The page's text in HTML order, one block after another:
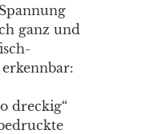
ganz und
dreckig“